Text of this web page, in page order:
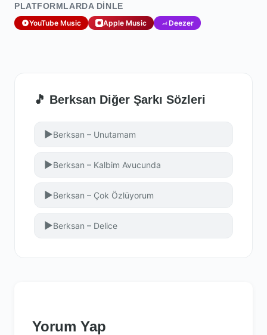
PLATFORMLARDA DINLE
YouTube Music Apple Music Deezer
🎵 Berksan Diğer Şarkı Sözleri
▶Berksan – Unutamam
▶Berksan – Kalbim Avucunda
▶Berksan – Çok Özlüyorum
▶Berksan – Delice
Yorum Yap